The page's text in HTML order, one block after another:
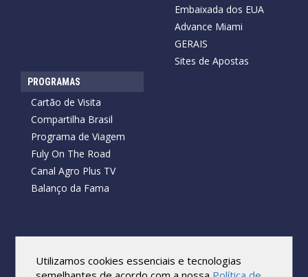
Embaixada dos EUA
Advance Miami
GERAIS
Sites de Apostas
PROGRAMAS
Cartão de Visita
Compartilha Brasil
Programa de Viagem
Fuly On The Road
Canal Agro Plus TV
Balanço da Fama
Todos os direitos reservados.
Reprodução no todo ou em parte sob qualquer forma ou meio,
Utilizamos cookies essenciais e tecnologias